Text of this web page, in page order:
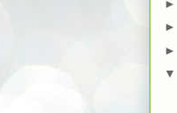
►
►
►
▼